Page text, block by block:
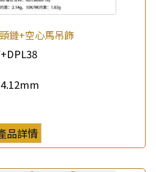
鏈+空心馬吊飾
品詳情